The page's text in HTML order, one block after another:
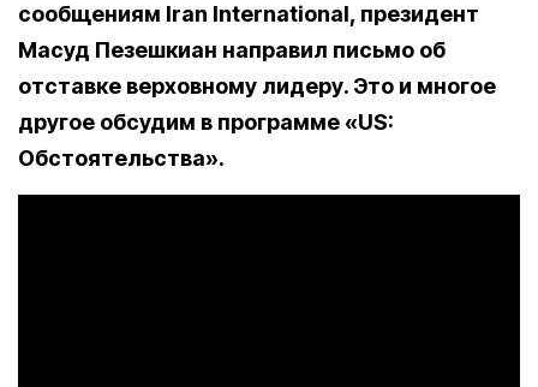
сообщениям Iran International, президент
Масуд Пезешкиан направил письмо об
отставке верховному лидеру. Это и многое
другое обсудим в программе «US:
Обстоятельства».